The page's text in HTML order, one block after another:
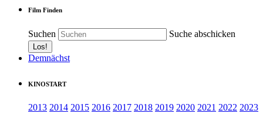
Film Finden
Suchen Suche abschicken
Demnächst
KINOSTART
2013 2014 2015 2016 2017 2018 2019 2020 2021 2022 2023